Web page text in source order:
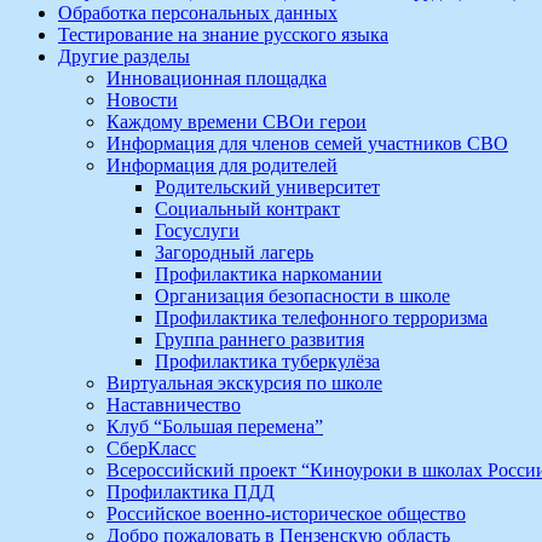
Обработка персональных данных
Тестирование на знание русского языка
Другие разделы
Инновационная площадка
Новости
Каждому времени СВОи герои
Информация для членов семей участников СВО
Информация для родителей
Родительский университет
Социальный контракт
Госуслуги
Загородный лагерь
Профилактика наркомании
Организация безопасности в школе
Профилактика телефонного терроризма
Группа раннего развития
Профилактика туберкулёза
Виртуальная экскурсия по школе
Наставничество
Клуб “Большая перемена”
СберКласс
Всероссийский проект “Киноуроки в школах
Профилактика ПДД
Российское военно-историческое общество
Добро пожаловать в Пензенскую область